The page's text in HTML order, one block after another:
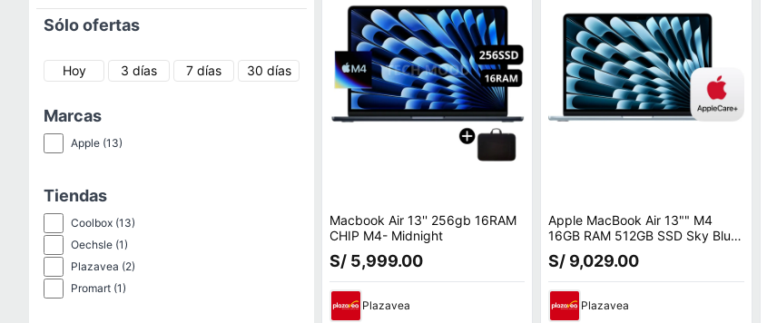
Sólo ofertas
Hoy 3 días 7 días 30 días
Marcas
Apple (13)
Tiendas
Coolbox (13)
Oechsle (1)
Plazavea (2)
Promart (1)
Macbook Air 13'' 256gb 16RAM
CHIP M4- Midnight
S/ 5,999.00
Plazavea
Apple MacBook Air 13"" M4
16GB RAM 512GB SSD Sky Blue
con AppleCare+
S/ 9,029.00
Plazavea